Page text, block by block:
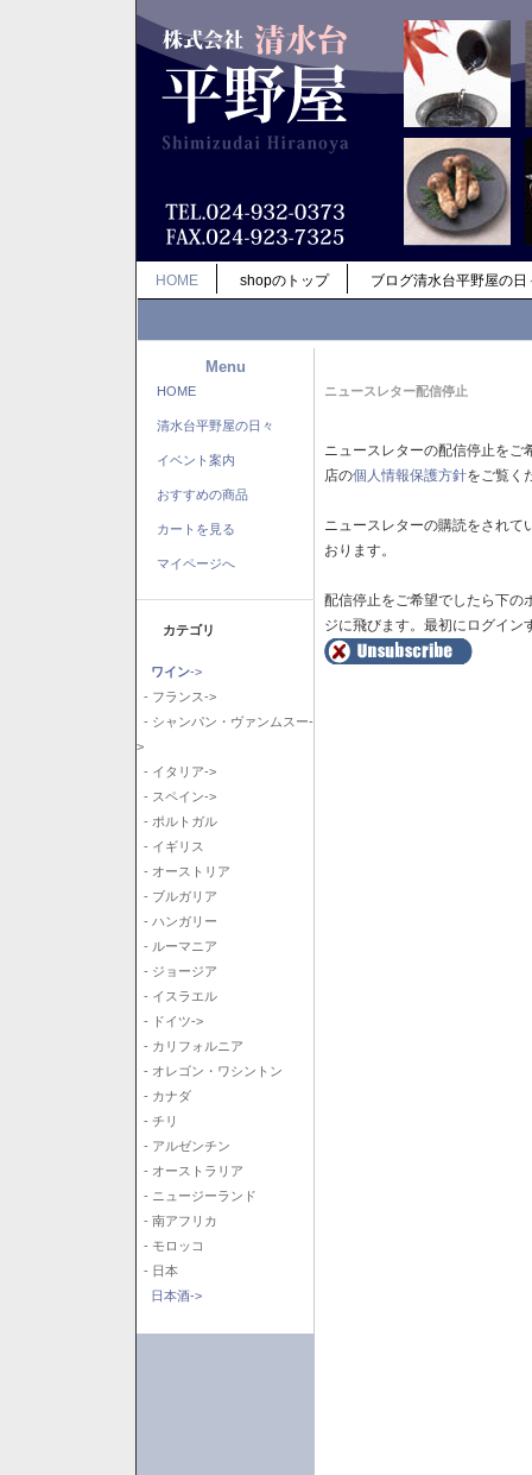
HOME shopのトップ ブログ清水台平野屋の日
Menu
HOME
清水台平野屋の日々
イベント案内
おすすめの商品
カートを見る
マイページへ
カテゴリ
ワイン->
- フランス->
- シャンパン・ヴァンムスー-
>
- イタリア->
- スペイン->
- ポルトガル
- イギリス
- オーストリア
- ブルガリア
- ハンガリー
- ルーマニア
- ジョージア
- イスラエル
- ドイツ->
- カリフォルニア
- オレゴン・ワシントン
- カナダ
- チリ
- アルゼンチン
- オーストラリア
- ニュージーランド
- 南アフリカ
- モロッコ
- 日本
日本酒->
ニュースレター配信停止
ニュースレターの配信停止を
店の個人情報保護方針をご覧く
ニュースレターの購読をされ
おります。
配信停止をご希望でしたら下の
ジに飛びます。最初にログイン